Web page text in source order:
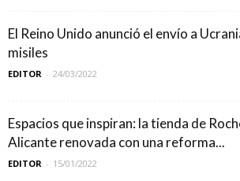
El Reino Unido anunció el envío a
misiles
EDITOR - 24/03/2022
Espacios que inspiran: la tienda de
Alicante renovada con una reforma...
EDITOR - 15/01/2022